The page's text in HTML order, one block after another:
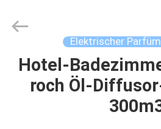
HAUS
Reserved.
Elektrischer
Hotel-
roch Öl-